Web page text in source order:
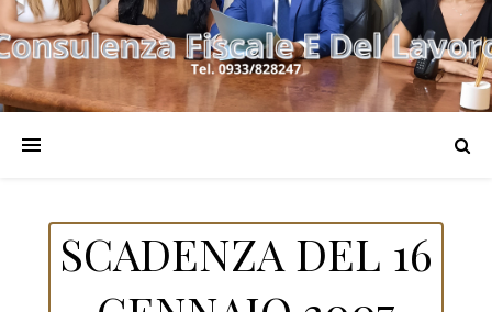
SCADENZA DEL 16